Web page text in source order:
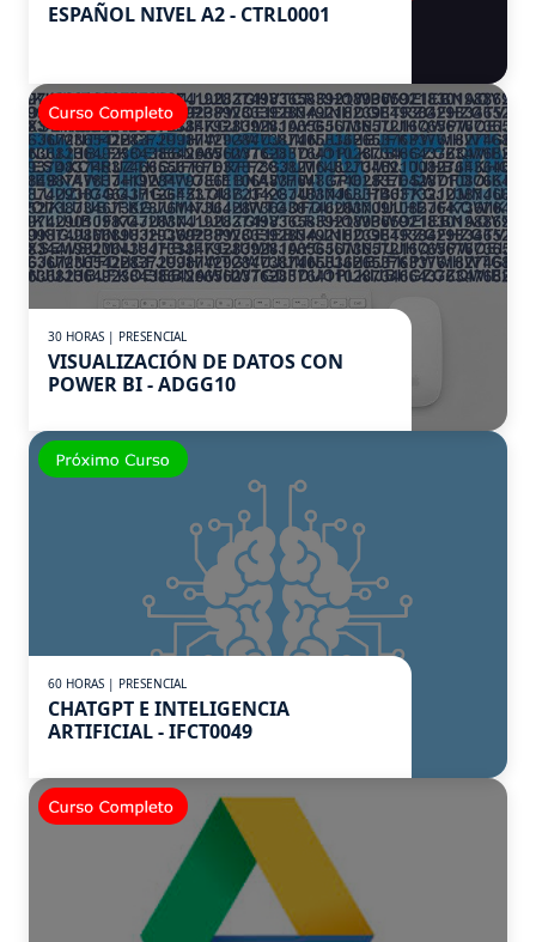
ESPAÑOL NIVEL A2 - CTRL0001
30 HORAS | PRESENCIAL
VISUALIZACIÓN DE DATOS CON
POWER BI - ADGG10
60 HORAS | PRESENCIAL
CHATGPT E INTELIGENCIA
ARTIFICIAL - IFCT0049